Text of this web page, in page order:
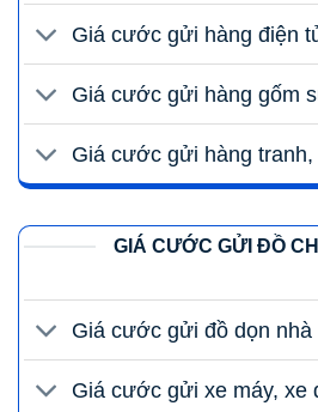
Giá cước gửi hàng điện
Giá cước gửi hàng gốm
Giá cước gửi hàng tranh,
GIÁ CƯỚC GỬI ĐỒ
Giá cước gửi đồ dọn nhà
Giá cước gửi xe máy, xe